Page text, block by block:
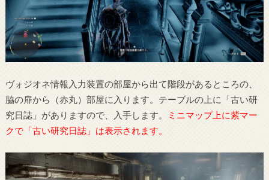
ヴォジオネ情報入力装置の部屋から出て階段があるところの、
脇の扉から（赤丸）部屋に入ります。テーブルの上に「古い研
究日誌」がありますので、入手します。
ミニマップ上に紫マー
クで「古い研究日誌」は表示されます。